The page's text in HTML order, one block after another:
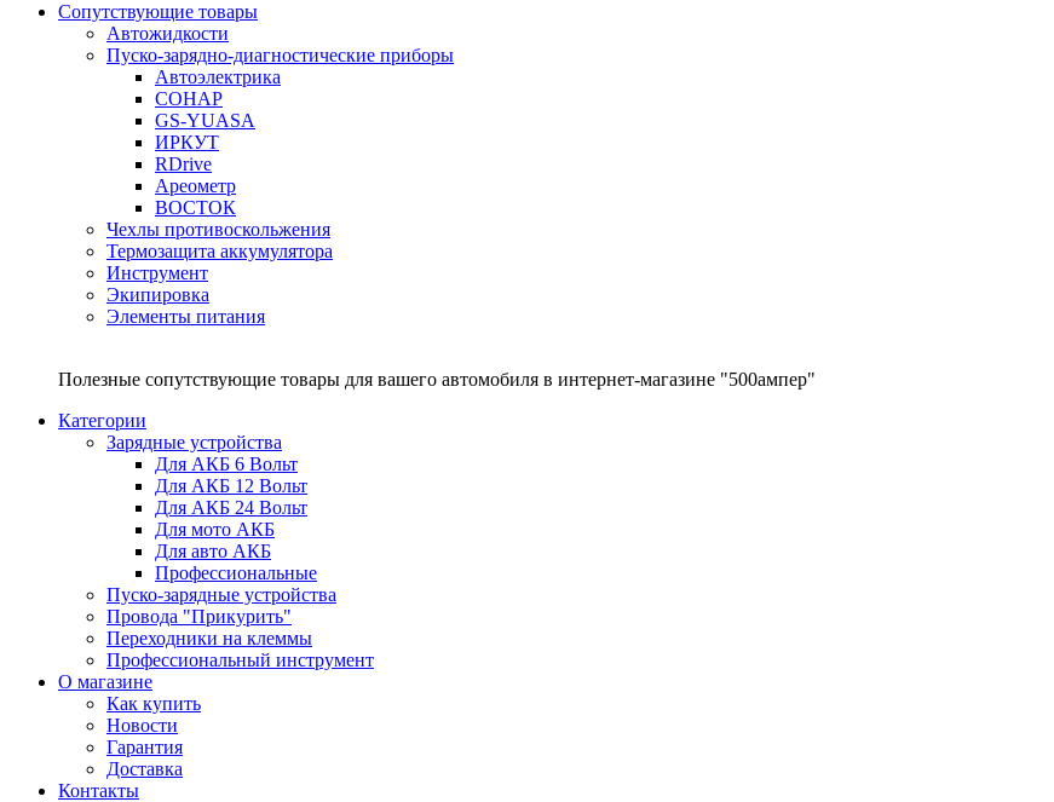
Сопутствующие товары
Автожидкости
Пуско-зарядно-диагностические приборы
Автоэлектрика
СОНАР
GS-YUASA
ИРКУТ
RDrive
Ареометр
ВОСТОК
Чехлы противоскольжения
Термозащита аккумулятора
Инструмент
Экипировка
Элементы питания
Полезные сопутствующие товары для вашего автомобиля в интернет-магазине "500ампер"
Категории
Зарядные устройства
Для АКБ 6 Вольт
Для АКБ 12 Вольт
Для АКБ 24 Вольт
Для мото АКБ
Для авто АКБ
Профессиональные
Пуско-зарядные устройства
Провода "Прикурить"
Переходники на клеммы
Профессиональный инструмент
О магазине
Как купить
Новости
Гарантия
Доставка
Контакты